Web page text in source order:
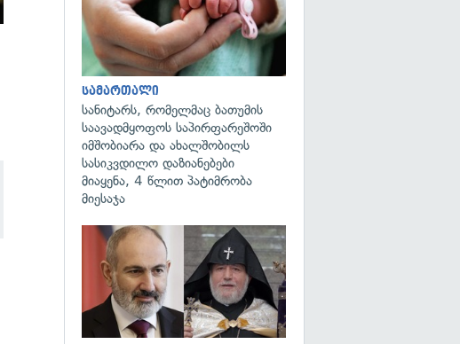
სამართალი
სანიტარს, რომელმაც ბათუმის
საავადმყოფოს საპირფარეშოში
იმშობიარა და ახალშობილს
სასიკვდილო დაზიანებები
მიაყენა, 4 წლით პატიმრობა
მიესაჯა